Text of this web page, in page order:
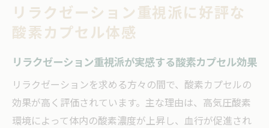
リラクゼーション重視派に好評な
酸素カプセル体感
リラクゼーション重視派が実感する酸素カプセル効果
リラクゼーションを求める方々の間で、酸素カプセルの
効果が高く評価されています。主な理由は、高気圧酸素
環境によって体内の酸素濃度が上昇し、血行が促進され